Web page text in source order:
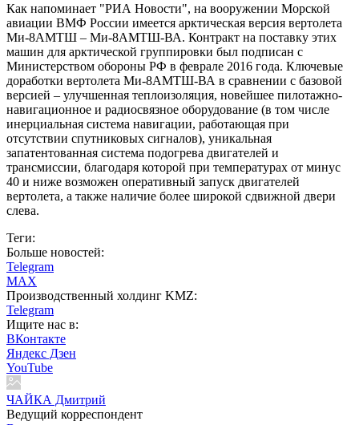
Как напоминает "РИА Новости", на вооружении Морской
авиации ВМФ России имеется арктическая версия вертолета
Ми-8АМТШ – Ми-8АМТШ-ВА. Контракт на поставку этих
машин для арктической группировки был подписан с
Министерством обороны РФ в феврале 2016 года. Ключевые
доработки вертолета Ми-8АМТШ-ВА в сравнении с базовой
версией – улучшенная теплоизоляция, новейшее пилотажно-
навигационное и радиосвязное оборудование (в том числе
инерциальная система навигации, работающая при
отсутствии спутниковых сигналов), уникальная
запатентованная система подогрева двигателей и
трансмиссии, благодаря которой при температурах от минус
40 и ниже возможен оперативный запуск двигателей
вертолета, а также наличие более широкой сдвижной двери
слева.
Теги:
Больше новостей:
Telegram
MAX
Производственный холдинг KMZ:
Telegram
Ищите нас в:
ВКонтакте
Яндекс Дзен
YouTube
ЧАЙКА Дмитрий
Ведущий корреспондент